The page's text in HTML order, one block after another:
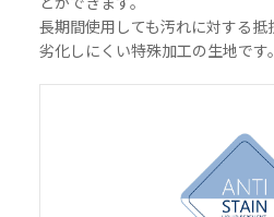
長期間使用しても汚れに対する抵
劣化しにくい特殊加工の生地です。